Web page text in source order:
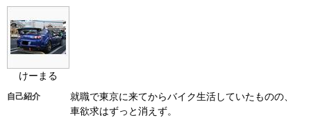
けーまる
自己紹介
就職で東京に来てからバイク生活していたものの、
車欲求はずっと消えず。